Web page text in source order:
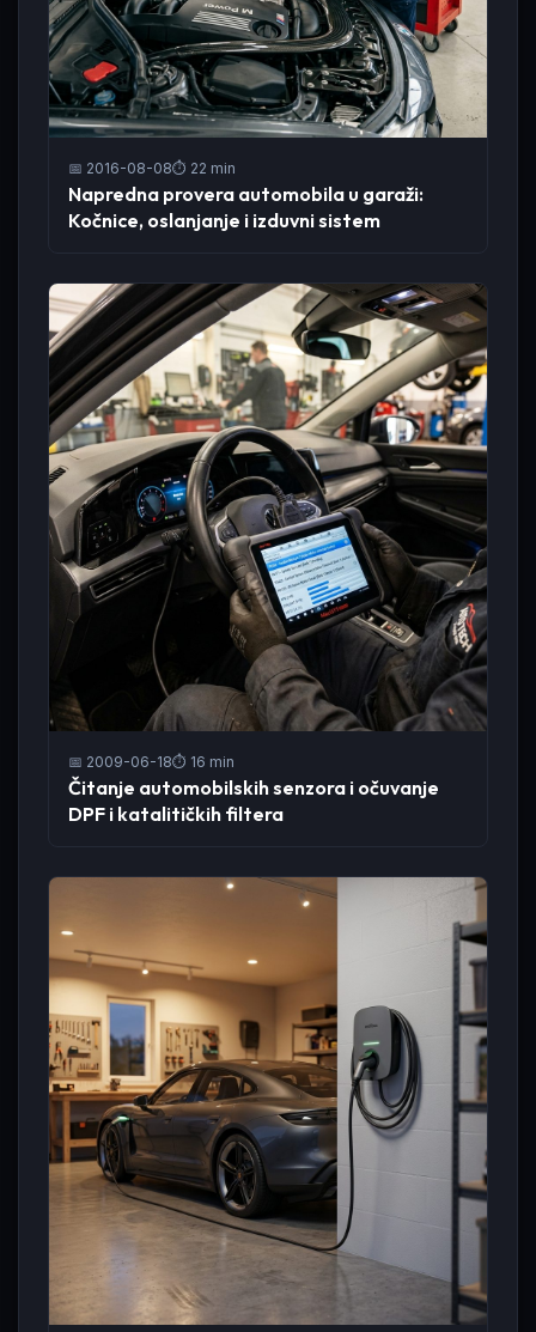
📅 2016-08-08⏱️ 22 min
Napredna provera automobila u garaži:
Kočnice, oslanjanje i izduvni sistem
📅 2009-06-18⏱️ 16 min
Čitanje automobilskih senzora i očuvanje
DPF i katalitičkih filtera